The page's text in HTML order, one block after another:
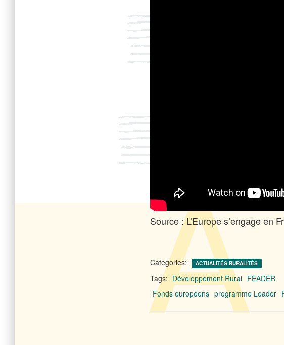
Source : L’Europe s’engage en
Categories: ACTUALITÉS RURALITÉS
Tags: Développement Rural FEADER
Fonds européens programme Leader